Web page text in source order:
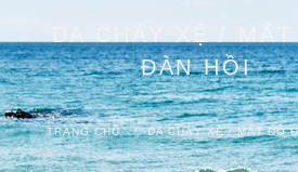
DA CHẢY XỆ /
ĐÀN HỒI
TRANG CHỦ DA CHẢY XỆ / MẤT ĐỘ